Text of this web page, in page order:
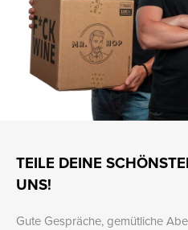
TEILE DEINE
UNS!
Gute Gespräche, gemütliche